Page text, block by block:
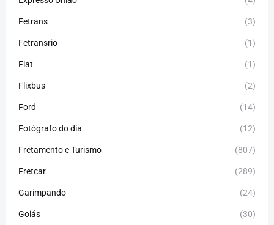
Fetrans (3)
Fetransrio (1)
Fiat (1)
Flixbus (2)
Ford (14)
Fotógrafo do dia (12)
Fretamento e Turismo (807)
Fretcar (289)
Garimpando (24)
Goiás (30)